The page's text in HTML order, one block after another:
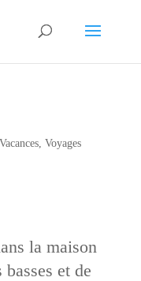
Vacances, Voyages
la maison
et de